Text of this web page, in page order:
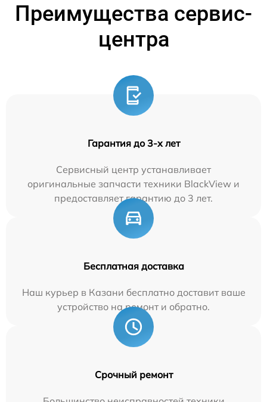
Преимущества сервис-
центра
Гарантия до 3-х лет
Сервисный центр устанавливает
оригинальные запчасти техники BlackView и
предоставляет гарантию до 3 лет.
Бесплатная доставка
Наш курьер в Казани бесплатно доставит ваше
устройство на ремонт и обратно.
Срочный ремонт